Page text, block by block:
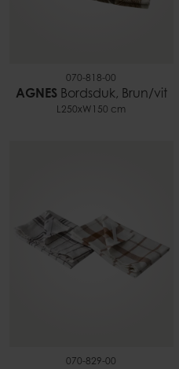
070-818-00
AGNESBordsduk, Brun/vit
L250xW150 cm
070-829-00